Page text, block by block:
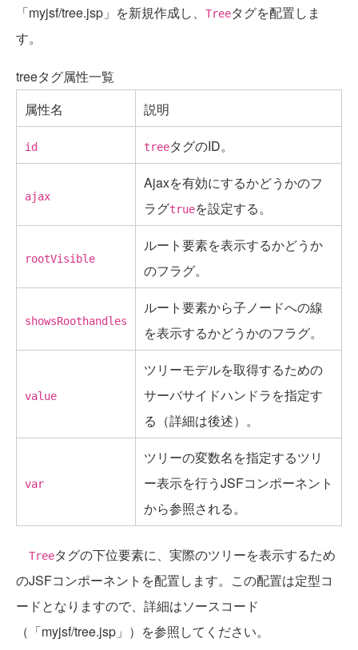
「myjsf/tree.jsp」を新規作成し、 Treeタグを配置しま
す。
treeタグ属性一覧
属性名
説明
id treeタグのID。
ajax
Ajaxを有効にするかどうかのフ
ラグtrueを設定する。
rootVisible
ルート要素を表示するかどうか
のフラグ。
showsRoothandles
ルート要素から子ノードへの線
を表示するかどうかのフラグ。
value
ツリーモデルを取得するための
サーバサイドハンドラを指定す
る（詳細は後述）。
var
ツリーの変数名を指定するツリ
ー表示を行うJSFコンポーネント
から参照される。
Treeタグの下位要素に、実際のツリーを表示するため
のJSFコンポーネントを配置します。この配置は定型コ
ードとなりますので、詳細はソースコード
（「myjsf/tree.jsp」）を参照してください。